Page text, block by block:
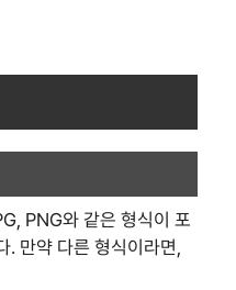
PNG와 같은 형식이 포
. 만약 다른 형식이라면,